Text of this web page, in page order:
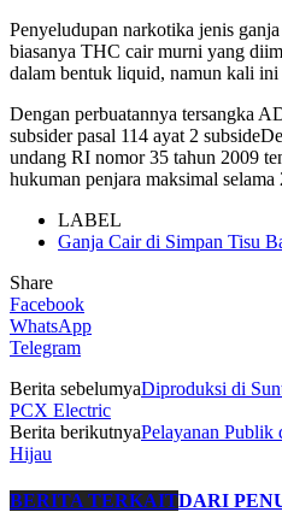
Penyeludupan narkotika jenis
biasanya THC cair murni yang
dalam bentuk liquid, namun kali
Dengan perbuatannya tersangka
subsider pasal 114 ayat 2
undang RI nomor 35 tahun 2009
hukuman penjara maksimal selama
LABEL
Ganja Cair di Simpan Tisu
Share
Facebook
WhatsApp
Telegram
Berita sebelumyaDiproduksi di
PCX Electric
Berita berikutnyaPelayanan Publik
Hijau
BERITA TERKAITDARI